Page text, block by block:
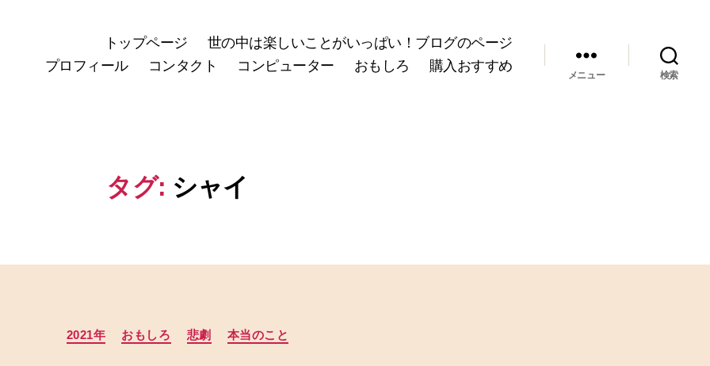
トップページ
世の中は楽しいことがいっぱい！ブログのページ
プロフィール
コンタクト コンピューター おもしろ 購入おすすめ
メニュー 検索
タグ: シャイ
カ
テ
2021年 おもしろ 悲劇 本当のこと